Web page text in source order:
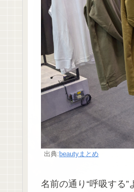
出典: beautyまとめ
名前の通り“呼吸する